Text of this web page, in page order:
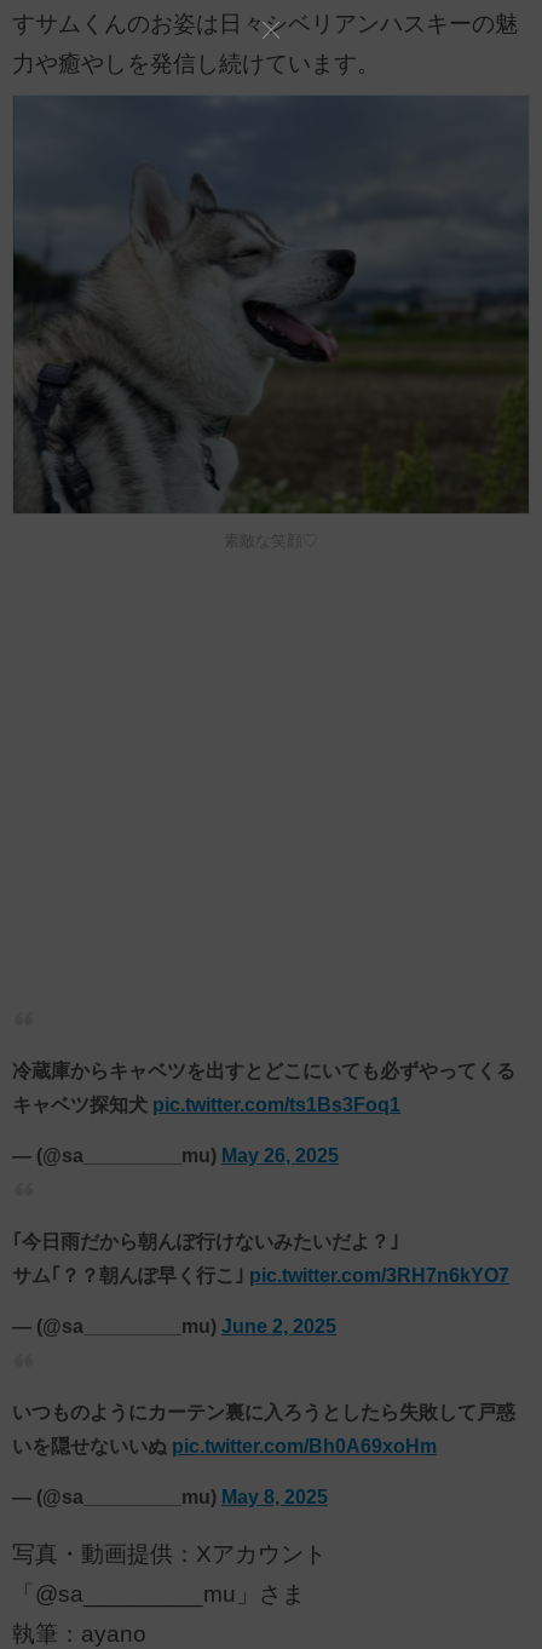
すサムくんのお姿は日々シベリアンハスキーの魅
力や癒やしを発信し続けています。
素敵な笑顔♡
冷蔵庫からキャベツを出すとどこにいても必ずやってくる
キャベツ探知犬 pic.twitter.com/ts1Bs3Foq1
— (@sa_________mu) May 26, 2025
｢今日雨だから朝んぽ行けないみたいだよ？｣
サム｢？？朝んぽ早く行こ｣ pic.twitter.com/3RH7n6kYO7
— (@sa_________mu) June 2, 2025
いつものようにカーテン裏に入ろうとしたら失敗して戸惑
いを隠せないいぬ pic.twitter.com/Bh0A69xoHm
— (@sa_________mu) May 8, 2025
写真・動画提供：Xアカウント
「@sa_________mu」さま
執筆：ayano